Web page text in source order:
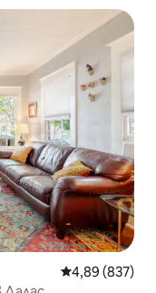
Средна
4,89 (837)